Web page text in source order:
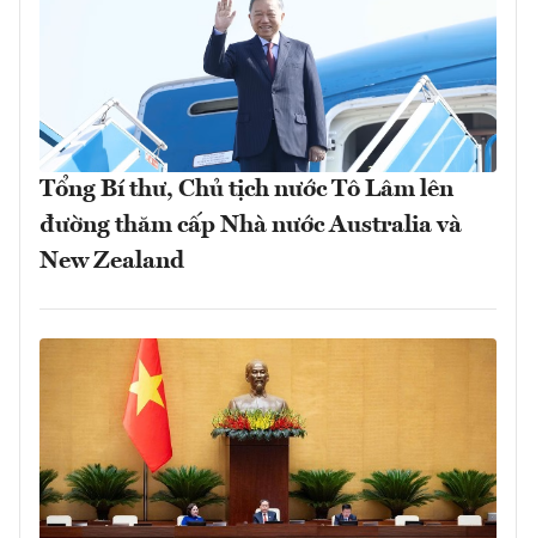
Tổng Bí thư, Chủ tịch nước Tô Lâm lên
đường thăm cấp Nhà nước Australia và
New Zealand